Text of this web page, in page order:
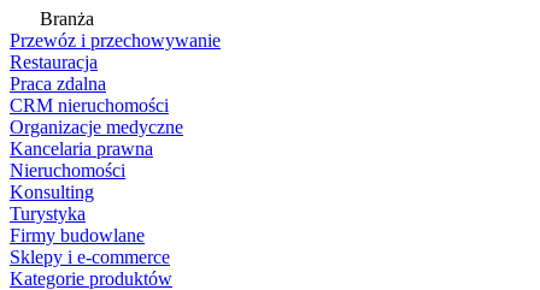
Branża
Przewóz i przechowywanie
Restauracja
Praca zdalna
CRM nieruchomości
Organizacje medyczne
Kancelaria prawna
Nieruchomości
Konsulting
Turystyka
Firmy budowlane
Sklepy i e-commerce
Kategorie produktów